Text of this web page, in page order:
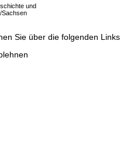
und
Sachsen
Sie über die folgenden Links